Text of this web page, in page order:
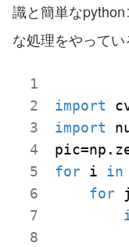
識と簡単な
な処理をやってい
import
import
for i in
for